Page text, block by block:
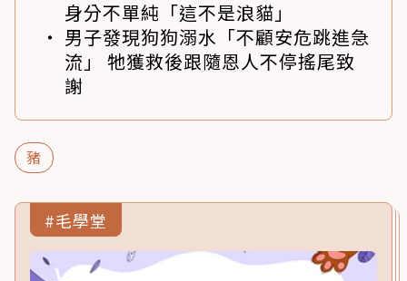
身分不單純「這不是浪貓」
男子發現狗狗溺水「不顧安危跳進急
流」 牠獲救後跟隨恩人不停搖尾致
謝
豬
#毛學堂